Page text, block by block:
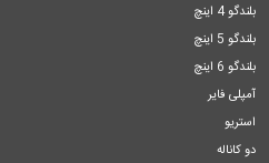
بلندگو 4 اینچ
بلندگو 5 اینچ
بلندگو 6 اینچ
آمپلی فایر
استریو
دو کاناله